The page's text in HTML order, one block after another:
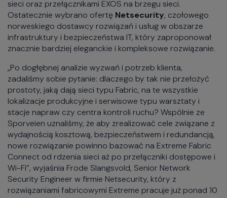
sieci oraz przełącznikami EXOS na brzegu sieci.
Ostatecznie wybrano ofertę Netsecurity, czołowego
norweskiego dostawcy rozwiązań i usług w obszarze
infrastruktury i bezpieczeństwa IT, który zaproponował
znacznie bardziej eleganckie i kompleksowe rozwiązanie.
„Po dogłębnej analizie wyzwań i potrzeb klienta,
zadaliśmy sobie pytanie: dlaczego by tak nie przełożyć
prostoty, jaką dają sieci typu Fabric, na te wszystkie
lokalizacje produkcyjne i serwisowe typu warsztaty i
stacje napraw czy centra kontroli ruchu? Wspólnie ze
Sporveien uznaliśmy, że aby zrealizować cele związane z
wydajnością kosztową, bezpieczeństwem i redundancją,
nowe rozwiązanie powinno bazować na Extreme Fabric
Connect od rdzenia sieci aż po przełączniki dostępowe i
Wi-Fi”, wyjaśnia Frode Slangsvold, Senior Network
Security Engineer w firmie Netsecurity, który z
rozwiązaniami fabricowymi Extreme pracuje już ponad 10